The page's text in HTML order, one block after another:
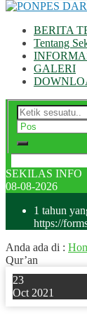
BERITA
Tentang
GALERI
SEKILAS INFO
08-08-2026
1 tahun
https://
Anda ada di :
Qur’an
23
Oct 2021